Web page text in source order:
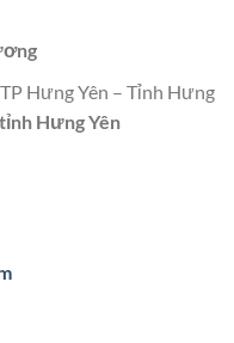
Hưng Yên – Tỉnh Hưng
Hưng Yên